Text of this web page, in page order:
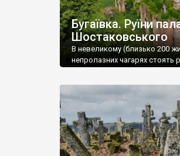
Бугаївка. Руїни
Шостаковського
В невеликому (близько 200
непролазних чагарях стоять
потім клуб, ще пізніше –
століття тут розмістили
палацу виїхала лікарня – ми